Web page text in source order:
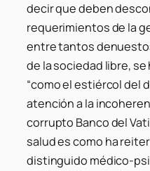
decir que deben
requerimientos de la
entre tantos
de la sociedad libre,
“como el estiércol del
atención a la
corrupto Banco del
salud es como ha
distinguido médico-